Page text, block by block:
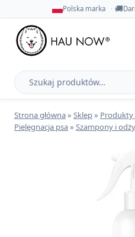
Polska marka 🚚
Szukaj
produktów
Strona główna» Sklep» Produkty
Pielęgnacja psa» Szampony i